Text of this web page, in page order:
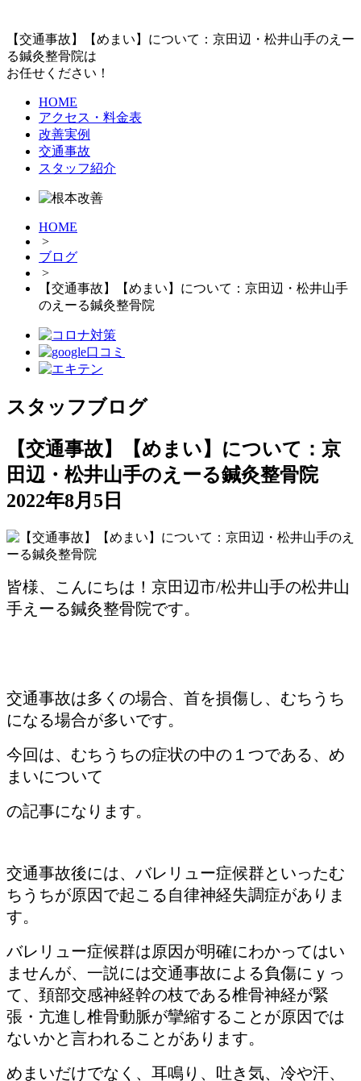
【交通事故】【めまい】について：京田辺・松井山手のえー
る鍼灸整骨院は
お任せください！
HOME
アクセス・料金表
改善実例
交通事故
スタッフ紹介
HOME
>
ブログ
>
【交通事故】【めまい】について：京田辺・松井山手
のえーる鍼灸整骨院
スタッフブログ
【交通事故】【めまい】について：京
田辺・松井山手のえーる鍼灸整骨院
2022年8月5日
皆様、こんにちは！京田辺市/松井山手の松井山
手えーる鍼灸整骨院です。
交通事故は多くの場合、首を損傷し、むちうち
になる場合が多いです。
今回は、むちうちの症状の中の１つである、め
まいについて
の記事になります。
交通事故後には、バレリュー症候群といったむ
ちうちが原因で起こる自律神経失調症がありま
す。
バレリュー症候群は原因が明確にわかってはい
ませんが、一説には交通事故による負傷にｙっ
て、頚部交感神経幹の枝である椎骨神経が緊
張・亢進し椎骨動脈が攣縮することが原因では
ないかと言われることがあります。
めまいだけでなく、耳鳴り、吐き気、冷や汗、